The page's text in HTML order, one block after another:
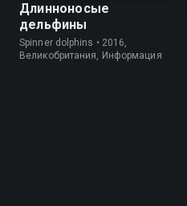
Длинноносые
дельфины
Spinner dolphins • 2016,
Великобритания, Информация